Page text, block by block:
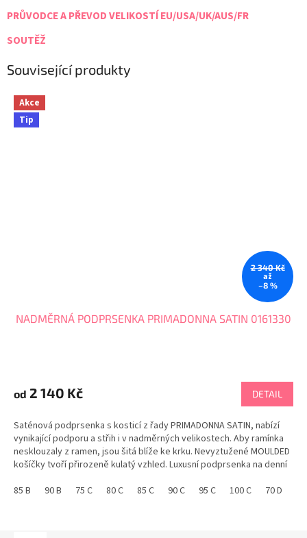
PRŮVODCE A PŘEVOD VELIKOSTÍ EU/USA/UK/AUS/FR
SOUTĚŽ
Související produkty
Akce
Tip
2 340 Kč
až
–8 %
NADMĚRNÁ PODPRSENKA PRIMADONNA SATIN 0161330
od 2 140 Kč DETAIL
Saténová podprsenka s kosticí z řady PRIMADONNA SATIN, nabízí
vynikající podporu a střih i v nadměrných velikostech. Aby ramínka
nesklouzaly z ramen, jsou šitá blíže ke krku. Nevyztužené MOULDED
košíčky tvoří přirozeně kulatý vzhled. Luxusní podprsenka na denní
85 B
90 B 75 C 80 C 85 C 90 C 95 C 100 C 70 D